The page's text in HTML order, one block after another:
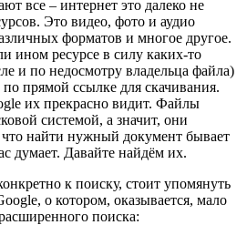
все – интернет это далеко не
Это видео, фото и аудио
форматов и многое другое.
ином ресурсе в силу каких-то
и по недосмотру владельца файла)
прямой ссылке для скачивания.
их прекрасно видит. Файлы
системой, а значит, они
найти нужный документ бывает
думает. Давайте найдём их.
к поиску, стоит упомянуть
о котором, оказывается, мало
поиска: